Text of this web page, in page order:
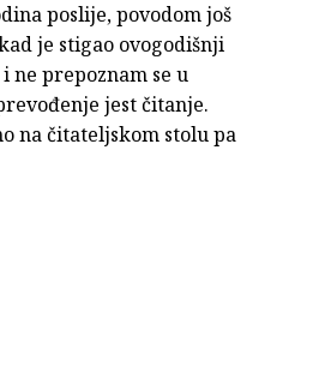
poslije, povodom još
je stigao ovogodišnji
ne prepoznam se u
jest čitanje.
na čitateljskom stolu pa